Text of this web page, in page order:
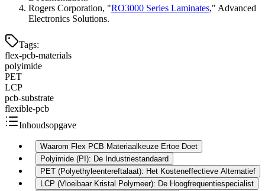
Rogers Corporation, "RO3000 Series Laminates," Advanced
Electronics Solutions.
Tags:
flex-pcb-materials
polyimide
PET
LCP
pcb-substrate
flexible-pcb
Inhoudsopgave
Waarom Flex PCB Materiaalkeuze Ertoe Doet
Polyimide (PI): De Industriestandaard
PET (Polyethyleentereftalaat): Het Kosteneffectieve Alternatief
LCP (Vloeibaar Kristal Polymeer): De Hoogfrequentiespecialist